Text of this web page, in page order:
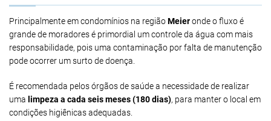
Principalmente em condomínios na regiãoMeieronde o fluxo é
grande de moradores é primordial um controle da água com mais
responsabilidade, pois uma contaminação por falta de manutenção
pode ocorrer um surto de doença.
É recomendada pelos órgãos de saúde a necessidade de realizar
uma limpeza a cada seis meses (180 dias), para manter o local em
condições higiênicas adequadas.